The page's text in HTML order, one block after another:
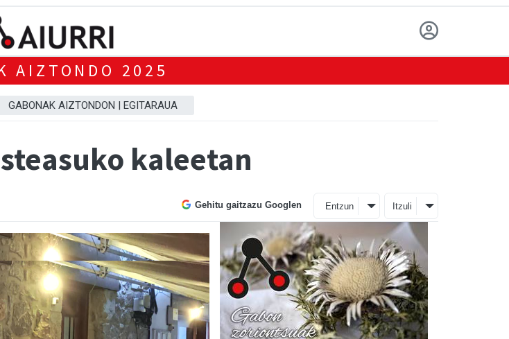
AIZTONDO 2025
GABONAK AIZTONDON | EGITARAUA
kaleetan
Gehitu gaitzazu Googlen Entzun Itzuli